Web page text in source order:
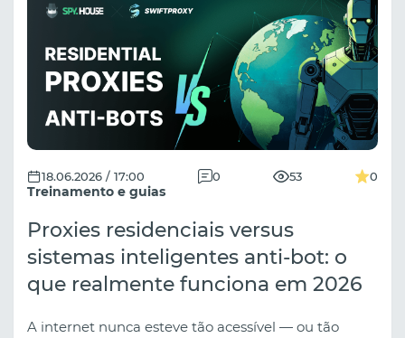
Treinamento e guias
18.06.2026 / 17:00 0 53 0
Proxies residenciais versus
sistemas inteligentes anti-bot: o
que realmente funciona em 2026
A internet nunca esteve tão acessível — ou tão